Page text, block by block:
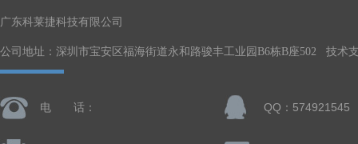
广东科莱捷科技有限公司
公司地址：深圳市宝安区福海街道永和路骏丰工业园B6栋B座502 技术
电 话： QQ：574921545